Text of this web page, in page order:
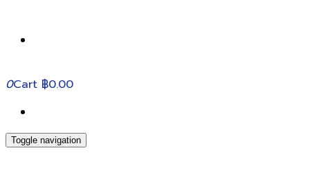
0Cart ฿0.00
Toggle navigation